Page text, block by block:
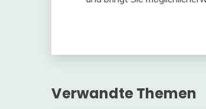
Verwandte Themen